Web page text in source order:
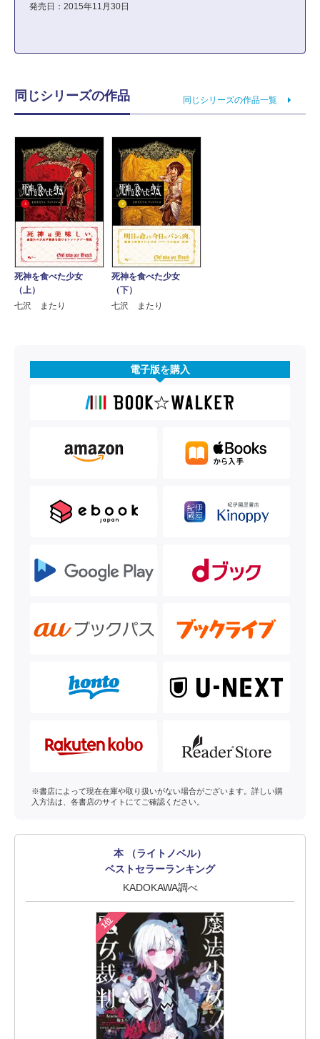
発売日：2015年11月30日
同じシリーズの作品 同じシリーズの作品一覧
死神を食べた少女
（上）
七沢 またり
死神を食べた少女
（下）
七沢 またり
電子版を購入
※書店によって現在在庫や取り扱いがない場合がございます。詳しい購
入方法は、各書店のサイトにてご確認ください。
本 （ライトノベル）
ベストセラーランキング
KADOKAWA調べ
1位